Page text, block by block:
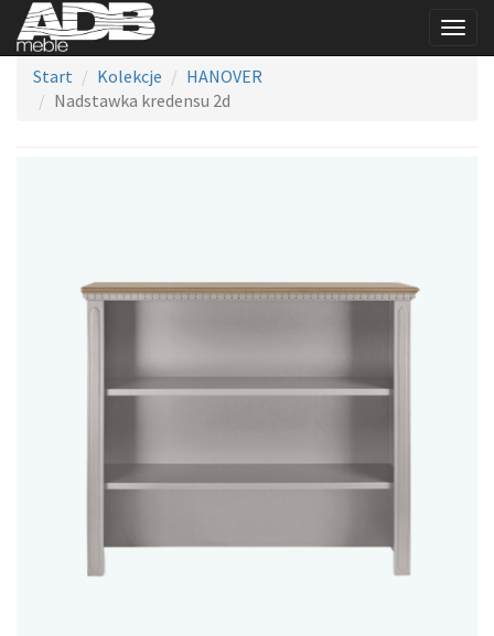
Start
Kolekcje
HANOVER
Nadstawka kredensu 2d